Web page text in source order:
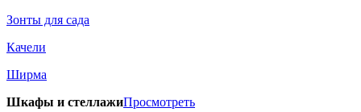
Зонты для сада
Качели
Ширма
Шкафы и стеллажиПросмотреть